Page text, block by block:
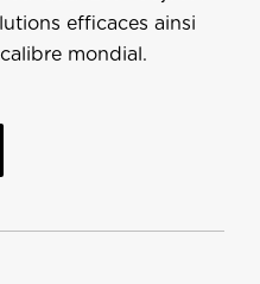
efficaces ainsi
mondial.